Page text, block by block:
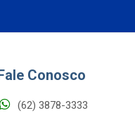
Conosco
(62) 3878-3333